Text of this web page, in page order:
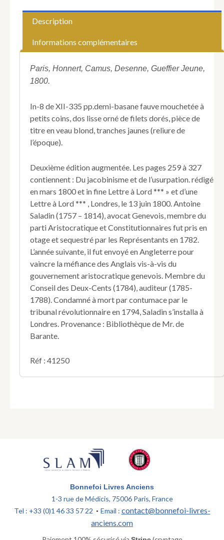
politique
le
Description
Informations complémentaires
Paris, Honnert, Camus, Desenne, Gueffier Jeune,
1800.
In-8 de XII-335 pp.demi-basane fauve mouchetée à
petits coins, dos lisse orné de filets dorés, pièce de
titre en veau blond, tranches jaunes (reliure de
l’époque).
Deuxième édition augmentée. Les pages 259 à 327
contiennent : Du jacobinisme et de l’usurpation. rédigé
en mars 1800 et in fine Lettre à Lord *** » et d’une
Lettre à Lord *** , Londres, le 13 juin 1800. Antoine
Saladin (1757 – 1814), avocat Genevois, membre du
parti Aristocratique et Constitutionnaires fut pris en
otage et sequestré par les Représentants en 1782.
L’année suivante, il fut envoyé en Angleterre pour
vaincre la méfiance des Anglais vis-à-vis du
gouvernement aristocratique genevois. Membre du
Conseil des Deux-Cents (1784), auditeur (1785-
1788). Condamné à mort par contumace par le
tribunal révolutionnaire en 1794, Saladin s’installa à
Londres. Provenance : Bibliothèque de Mr. de
Barante.
Réf : 41250
Bonnefoi Livres Anciens
1-3 rue de Médicis, 75006 Paris, France
Tel : +33 (0)1 46 33 57 22 • Email : contact@bonnefoi-livres-
anciens.com